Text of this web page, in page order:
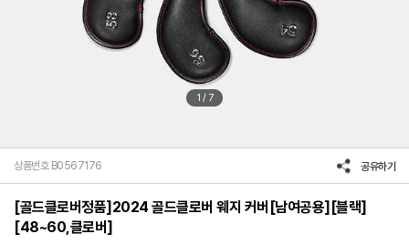
1 / 7
상품번호 B0567176 공유하기
[골드클로버정품]2024 골드클로버 웨지 커버[남여공용][블랙]
[48~60,클로버]